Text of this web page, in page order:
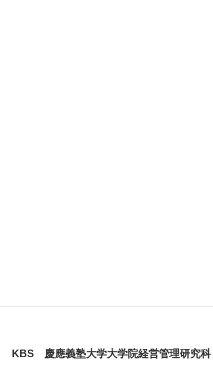
KBS 慶應義塾大学大学院経営管理研究科